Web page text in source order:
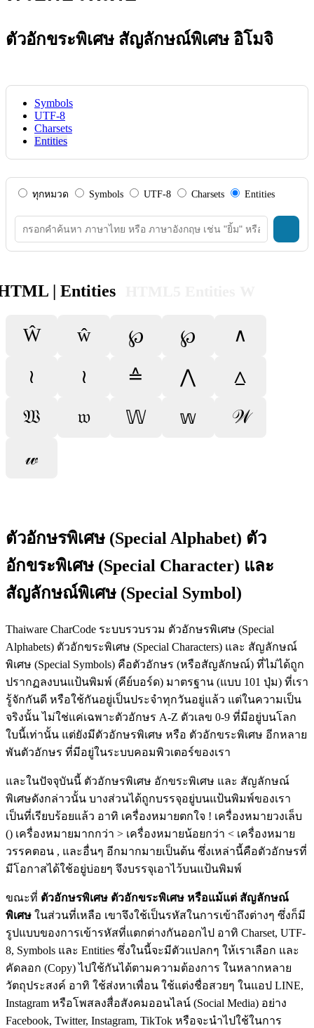
ตัวอักขระพิเศษ สัญลักษณ์พิเศษ อิโมจิ
Symbols
UTF-8
Charsets
Entities
ทุกหมวด Symbols UTF-8 Charsets Entities
| Entities
Ŵ ŵ ℘ ℘
∧
≀
≀ ≙ ⋀
⩟
𝔚
𝔴 𝕎 𝕨
𝒲
𝓌
ตัวอักษรพิเศษ (Special Alphabet) ตัว
อักขระพิเศษ (Special Character) และ
สัญลักษณ์พิเศษ (Special Symbol)
Thaiware CharCode ระบบรวบรวม ตัวอักษรพิเศษ (Special
Alphabets) ตัวอักขระพิเศษ (Special Characters) และ สัญลักษณ์
พิเศษ (Special Symbols) คือตัวอักษร (หรือสัญลักษณ์) ที่ไม่ได้ถูก
ปรากฏลงบนแป้นพิมพ์ (คีย์บอร์ด) มาตรฐาน (แบบ 101 ปุ่ม) ที่เรา
รู้จักกันดี หรือใช้กันอยู่เป็นประจำทุกวันอยู่แล้ว แต่ในความเป็น
จริงนั้น ไม่ใช่แค่เฉพาะตัวอักษร A-Z ตัวเลข 0-9 ที่มีอยู่บนโลก
ใบนี้เท่านั้น แต่ยังมีตัวอักษรพิเศษ หรือ ตัวอักขระพิเศษ อีกหลาย
พันตัวอักษร ที่มีอยู่ในระบบคอมพิวเตอร์ของเรา
และในปัจจุบันนี้ ตัวอักษรพิเศษ อักขระพิเศษ และ สัญลักษณ์
พิเศษดังกล่าวนั้น บางส่วนได้ถูกบรรจุอยู่บนแป้นพิมพ์ของเรา
เป็นที่เรียบร้อยแล้ว อาทิ เครื่องหมายตกใจ ! เครื่องหมายวงเล็บ
() เครื่องหมายมากกว่า > เครื่องหมายน้อยกว่า < เครื่องหมาย
วรรคตอน , และอื่นๆ อีกมากมายเป็นต้น ซึ่งเหล่านี้คือตัวอักษรที่
มีโอกาสได้ใช้อยู่บ่อยๆ จึงบรรจุเอาไว้บนแป้นพิมพ์
ขณะที่ ตัวอักษรพิเศษ ตัวอักขระพิเศษ หรือแม้แต่ สัญลักษณ์
พิเศษ ในส่วนที่เหลือ เขาจึงใช้เป็นรหัสในการเข้าถึงต่างๆ ซึ่งก็มี
รูปแบบของการเข้ารหัสที่แตกต่างกันออกไป อาทิ Charset, UTF-
8, Symbols และ Entities ซึ่งในนี้จะมีตัวแปลกๆ ให้เราเลือก และ
คัดลอก (Copy) ไปใช้กันได้ตามความต้องการ ในหลากหลาย
วัตถุประสงค์ อาทิ ใช้ส่งหาเพื่อน ใช้แต่งชื่อสวยๆ ในแอป LINE,
Instagram หรือโพสลงสื่อสังคมออนไลน์ (Social Media) อย่าง
Facebook, Twitter, Instagram, TikTok หรือจะนำไปใช้ในการ